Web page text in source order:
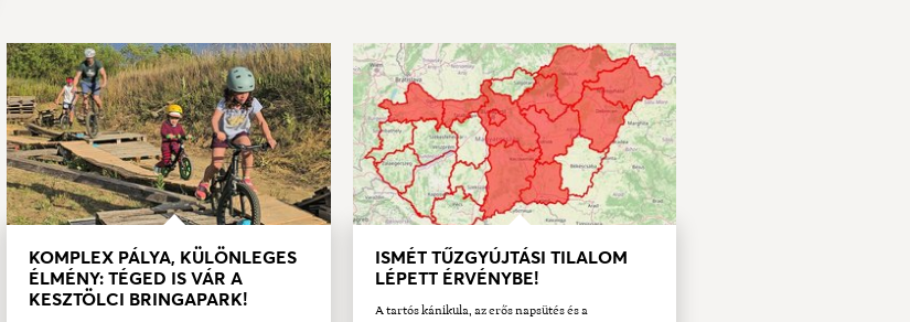
KOMPLEX PÁLYA, KÜLÖNLEGES
ÉLMÉNY: TÉGED IS VÁR A
KESZTÖLCI BRINGAPARK!
ISMÉT TŰZGYÚJTÁSI TILALOM
LÉPETT ÉRVÉNYBE!
A tartós kánikula, az erős napsütés és a